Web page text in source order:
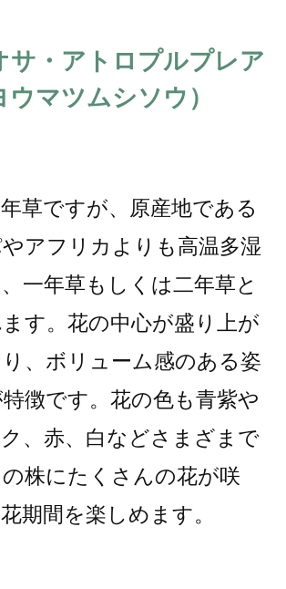
サ・アトロプルプレア
ウマツムシソウ）
草ですが、原産地である
アフリカよりも高温多湿
一年草もしくは二年草と
す。花の中心が盛り上が
、ボリューム感のある姿
徴です。花の色も青紫や
、赤、白などさまざまで
株にたくさんの花が咲
期間を楽しめます。